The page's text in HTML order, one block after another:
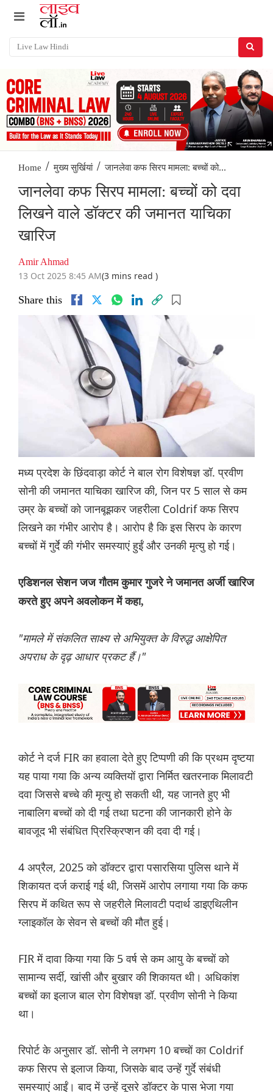
Home / मुख्य सुर्खियां / जानलेवा कफ सिरप मामला: बच्चों को...
जानलेवा कफ सिरप मामला: बच्चों को दवा
लिखने वाले डॉक्टर की जमानत याचिका
खारिज
Amir Ahmad
13 Oct 2025 8:45 AM(3 mins read )
Share this
मध्य प्रदेश के छिंदवाड़ा कोर्ट ने बाल रोग विशेषज्ञ डॉ. प्रवीण
सोनी की जमानत याचिका खारिज की, जिन पर 5 साल से कम
उम्र के बच्चों को जानबूझकर जहरीला Coldrif कफ सिरप
लिखने का गंभीर आरोप है। आरोप है कि इस सिरप के कारण
बच्चों में गुर्दे की गंभीर समस्याएं हुईं और उनकी मृत्यु हो गई।
एडिशनल सेशन जज गौतम कुमार गुजरे ने जमानत अर्जी खारिज
करते हुए अपने अवलोकन में कहा,
"मामले में संकलित साक्ष्य से अभियुक्त के विरुद्ध आक्षेपित
अपराध के दृढ़ आधार प्रकट हैं।"
कोर्ट ने दर्ज FIR का हवाला देते हुए टिप्पणी की कि प्रथम दृष्टया
यह पाया गया कि अन्य व्यक्तियों द्वारा निर्मित खतरनाक मिलावटी
दवा जिससे बच्चे की मृत्यु हो सकती थी, यह जानते हुए भी
नाबालिग बच्चों को दी गई तथा घटना की जानकारी होने के
बावजूद भी संबंधित प्रिस्क्रिप्शन की दवा दी गई।
4 अप्रैल, 2025 को डॉक्टर द्वारा पसारसिया पुलिस थाने में
शिकायत दर्ज कराई गई थी, जिसमें आरोप लगाया गया कि कफ
सिरप में कथित रूप से जहरीले मिलावटी पदार्थ डाइएथिलीन
ग्लाइकॉल के सेवन से बच्चों की मौत हुई।
FIR में दावा किया गया कि 5 वर्ष से कम आयु के बच्चों को
सामान्य सर्दी, खांसी और बुखार की शिकायत थी। अधिकांश
बच्चों का इलाज बाल रोग विशेषज्ञ डॉ. प्रवीण सोनी ने किया
था।
रिपोर्ट के अनुसार डॉ. सोनी ने लगभग 10 बच्चों का Coldrif
कफ सिरप से इलाज किया, जिसके बाद उन्हें गुर्दे संबंधी
समस्याएं आईं। बाद में उन्हें दूसरे डॉक्टर के पास भेजा गया